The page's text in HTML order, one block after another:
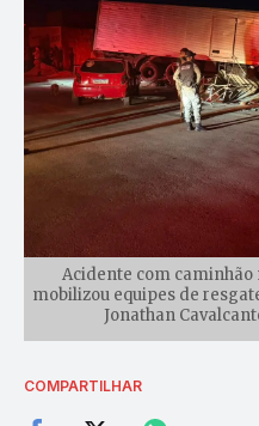
Acidente com caminhão
mobilizou equipes de
Jonathan
COMPARTILHAR